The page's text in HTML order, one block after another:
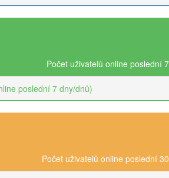
Počet uživatelů online poslední
poslední 7 dny/dnů)
Počet uživatelů online poslední